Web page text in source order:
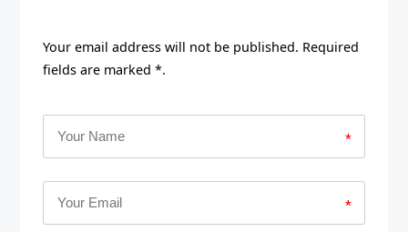
Your email address will not be published. Required
fields are marked *.
*
*